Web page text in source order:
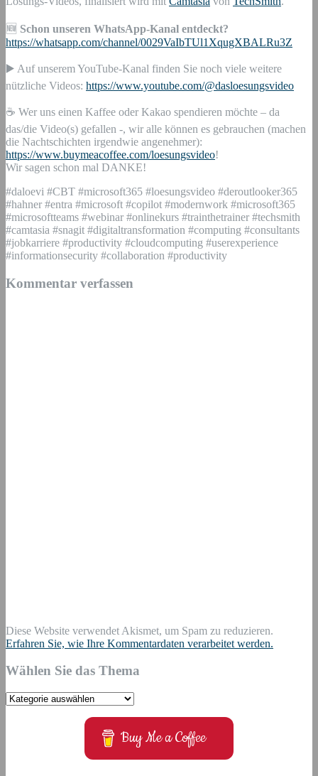
🆕 Schon unseren WhatsApp-Kanal entdeckt?
https://whatsapp.com/channel/0029VaIbTUl1XqugXBALRu3Z
▶️ Auf unserem YouTube-Kanal finden Sie noch viele weitere
nützliche Videos: https://www.youtube.com/@dasloesungsvideo
☕ Wer uns einen Kaffee oder Kakao spendieren möchte – da
das/die Video(s) gefallen -, wir alle können es gebrauchen (machen
die Nachtschichten irgendwie angenehmer):
https://www.buymeacoffee.com/loesungsvideo!
Wir sagen schon mal DANKE!
#daloevi #CBT #microsoft365 #loesungsvideo #deroutlooker365
#hahner #entra #microsoft #copilot #modernwork #microsoft365
#microsoftteams #webinar #onlinekurs #trainthetrainer #techsmith
#camtasia #snagit #digitaltransformation #computing #consultants
#jobkarriere #productivity #cloudcomputing #userexperience
#informationsecurity #collaboration #productivity
Kommentar verfassen
Diese Website verwendet Akismet, um Spam zu reduzieren.
Erfahren Sie, wie Ihre Kommentardaten verarbeitet werden.
Wählen Sie das Thema
Wählen
Buy Me a Coffee